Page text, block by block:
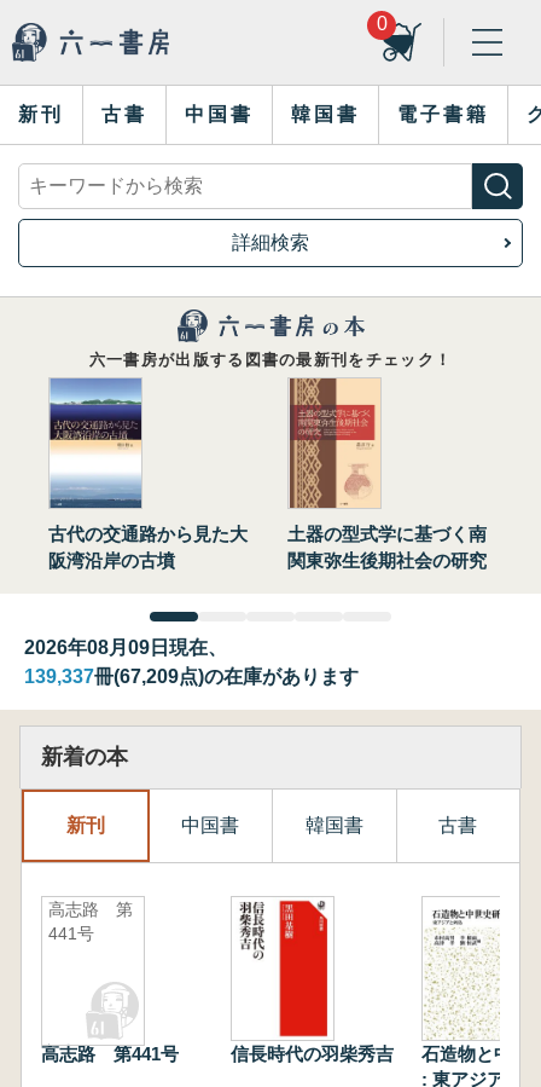
0
新刊 古書 中国書 韓国書 電子書籍
詳細検索
六一書房が出版する図書の最新刊をチェック！
古代の交通路から見た大
阪湾沿岸の古墳
土器の型式学に基づく南
関東弥生後期社会の研究
2026年08月09日現在、
139,337冊(67,209点)の在庫があります
新着の本
新刊 中国書 韓国書 古書
高志路 第
441号
高志路 第441号 信長時代の羽柴秀吉
石造物と中世
: 東アジアと